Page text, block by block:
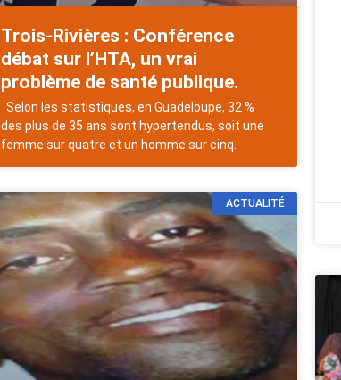
Trois-Rivières : Conférence
débat sur l’HTA, un vrai
problème de santé publique.
Selon les statistiques, en Guadeloupe, 32 %
des plus de 35 ans sont hypertendus, soit une
femme sur quatre et un homme sur cinq.
ACTUALITÉ